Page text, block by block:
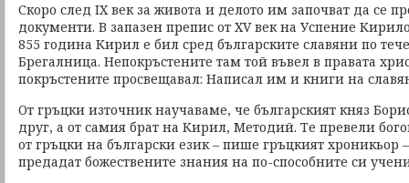
Скоро след IХ век за живота и делото им започват да се
документи. В запазен препис от ХV век на Успение
855 година Кирил е бил сред българските славяни по
Брегалница. Непокръстените там той въвел в правата
покръстените просвещавал: Написал им и книги на
От гръцки източник научаваме, че българският княз
друг, а от самия брат на Кирил, Методий. Те превели
от гръцки на български език – пише гръцкият хроникьор
предадат божествените знания на по-способните си